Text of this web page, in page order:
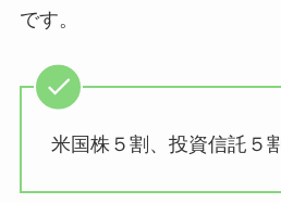
です。
米国株５割、投資信託５割